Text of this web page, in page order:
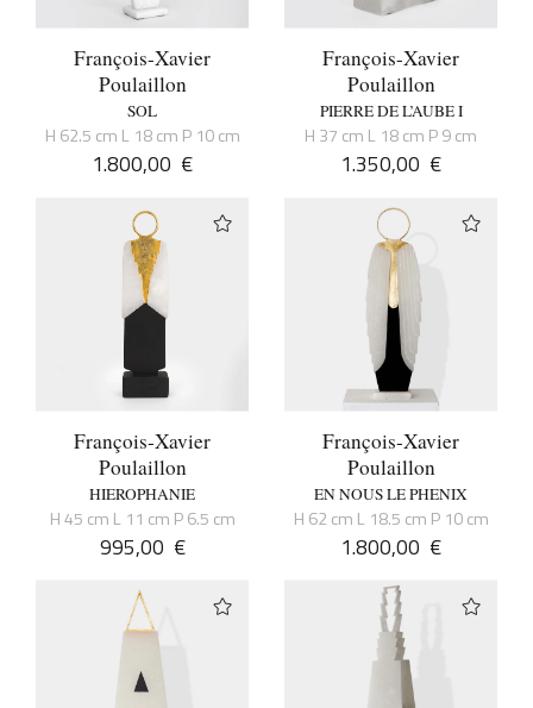
François-Xavier
Poulaillon
SOL
H 62.5 cm L 18 cm P 10 cm
1.800,00 €
François-Xavier
Poulaillon
PIERRE DE L’AUBE I
H 37 cm L 18 cm P 9 cm
1.350,00 €
François-Xavier
Poulaillon
HIEROPHANIE
H 45 cm L 11 cm P 6.5 cm
995,00 €
François-Xavier
Poulaillon
EN NOUS LE PHENIX
H 62 cm L 18.5 cm P 10 cm
1.800,00 €